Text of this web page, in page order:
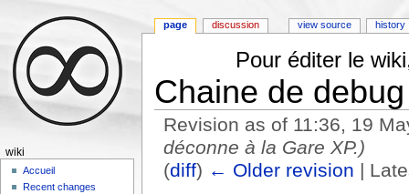
Pour éditer le
Chaine de debug
Revision as of 11:36, 19
déconne à la Gare XP.)
(diff) ← Older revision |
page discussion view source history
wiki
Accueil
Recent changes